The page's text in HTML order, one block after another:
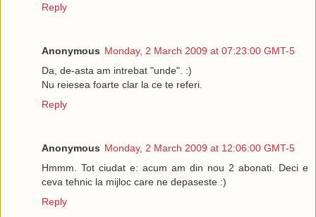
Reply
Anonymous Monday, 2 March 2009 at 07:23:00 GMT-5
Da, de-asta am intrebat "unde". :)
Nu reiesea foarte clar la ce te referi.
Reply
Anonymous Monday, 2 March 2009 at 12:06:00 GMT-5
Hmmm. Tot ciudat e: acum am din nou 2 abonati. Deci e
ceva tehnic la mijloc care ne depaseste :)
Reply